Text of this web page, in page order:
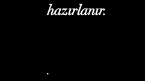
hazırlanır.
.